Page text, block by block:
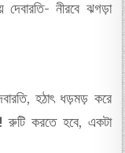
নীরবে ঝগড়া
হঠাৎ ধড়মড় করে
রুটি করতে হবে, একটা